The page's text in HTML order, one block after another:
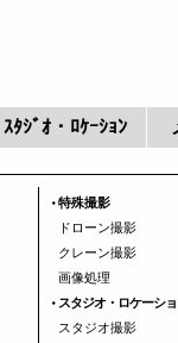
ｽﾀｼﾞｵ・ﾛｹｰｼｮﾝ
特殊撮影
ドローン撮影
クレーン撮影
画像処理
スタジオ・ロケーシ
スタジオ撮影